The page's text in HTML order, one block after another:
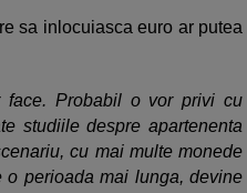
sa inlocuiasca euro ar putea
Probabil o vor privi cu
studiile despre apartenenta
cu mai multe monede
perioada mai lunga, devine